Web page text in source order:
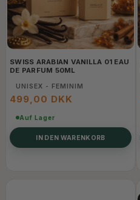
SWISS ARABIAN VANILLA 01 EAU
DE PARFUM 50ML
UNISEX - FEMINIM
499,00 DKK
Auf Lager
IN DEN WARENKORB